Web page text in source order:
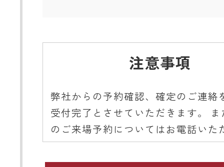
注意事項
弊社からの予約確認、確定のご連絡
受付完了とさせていただきます。
のご来場予約についてはお電話いた
ようご協力をお願いいたします。